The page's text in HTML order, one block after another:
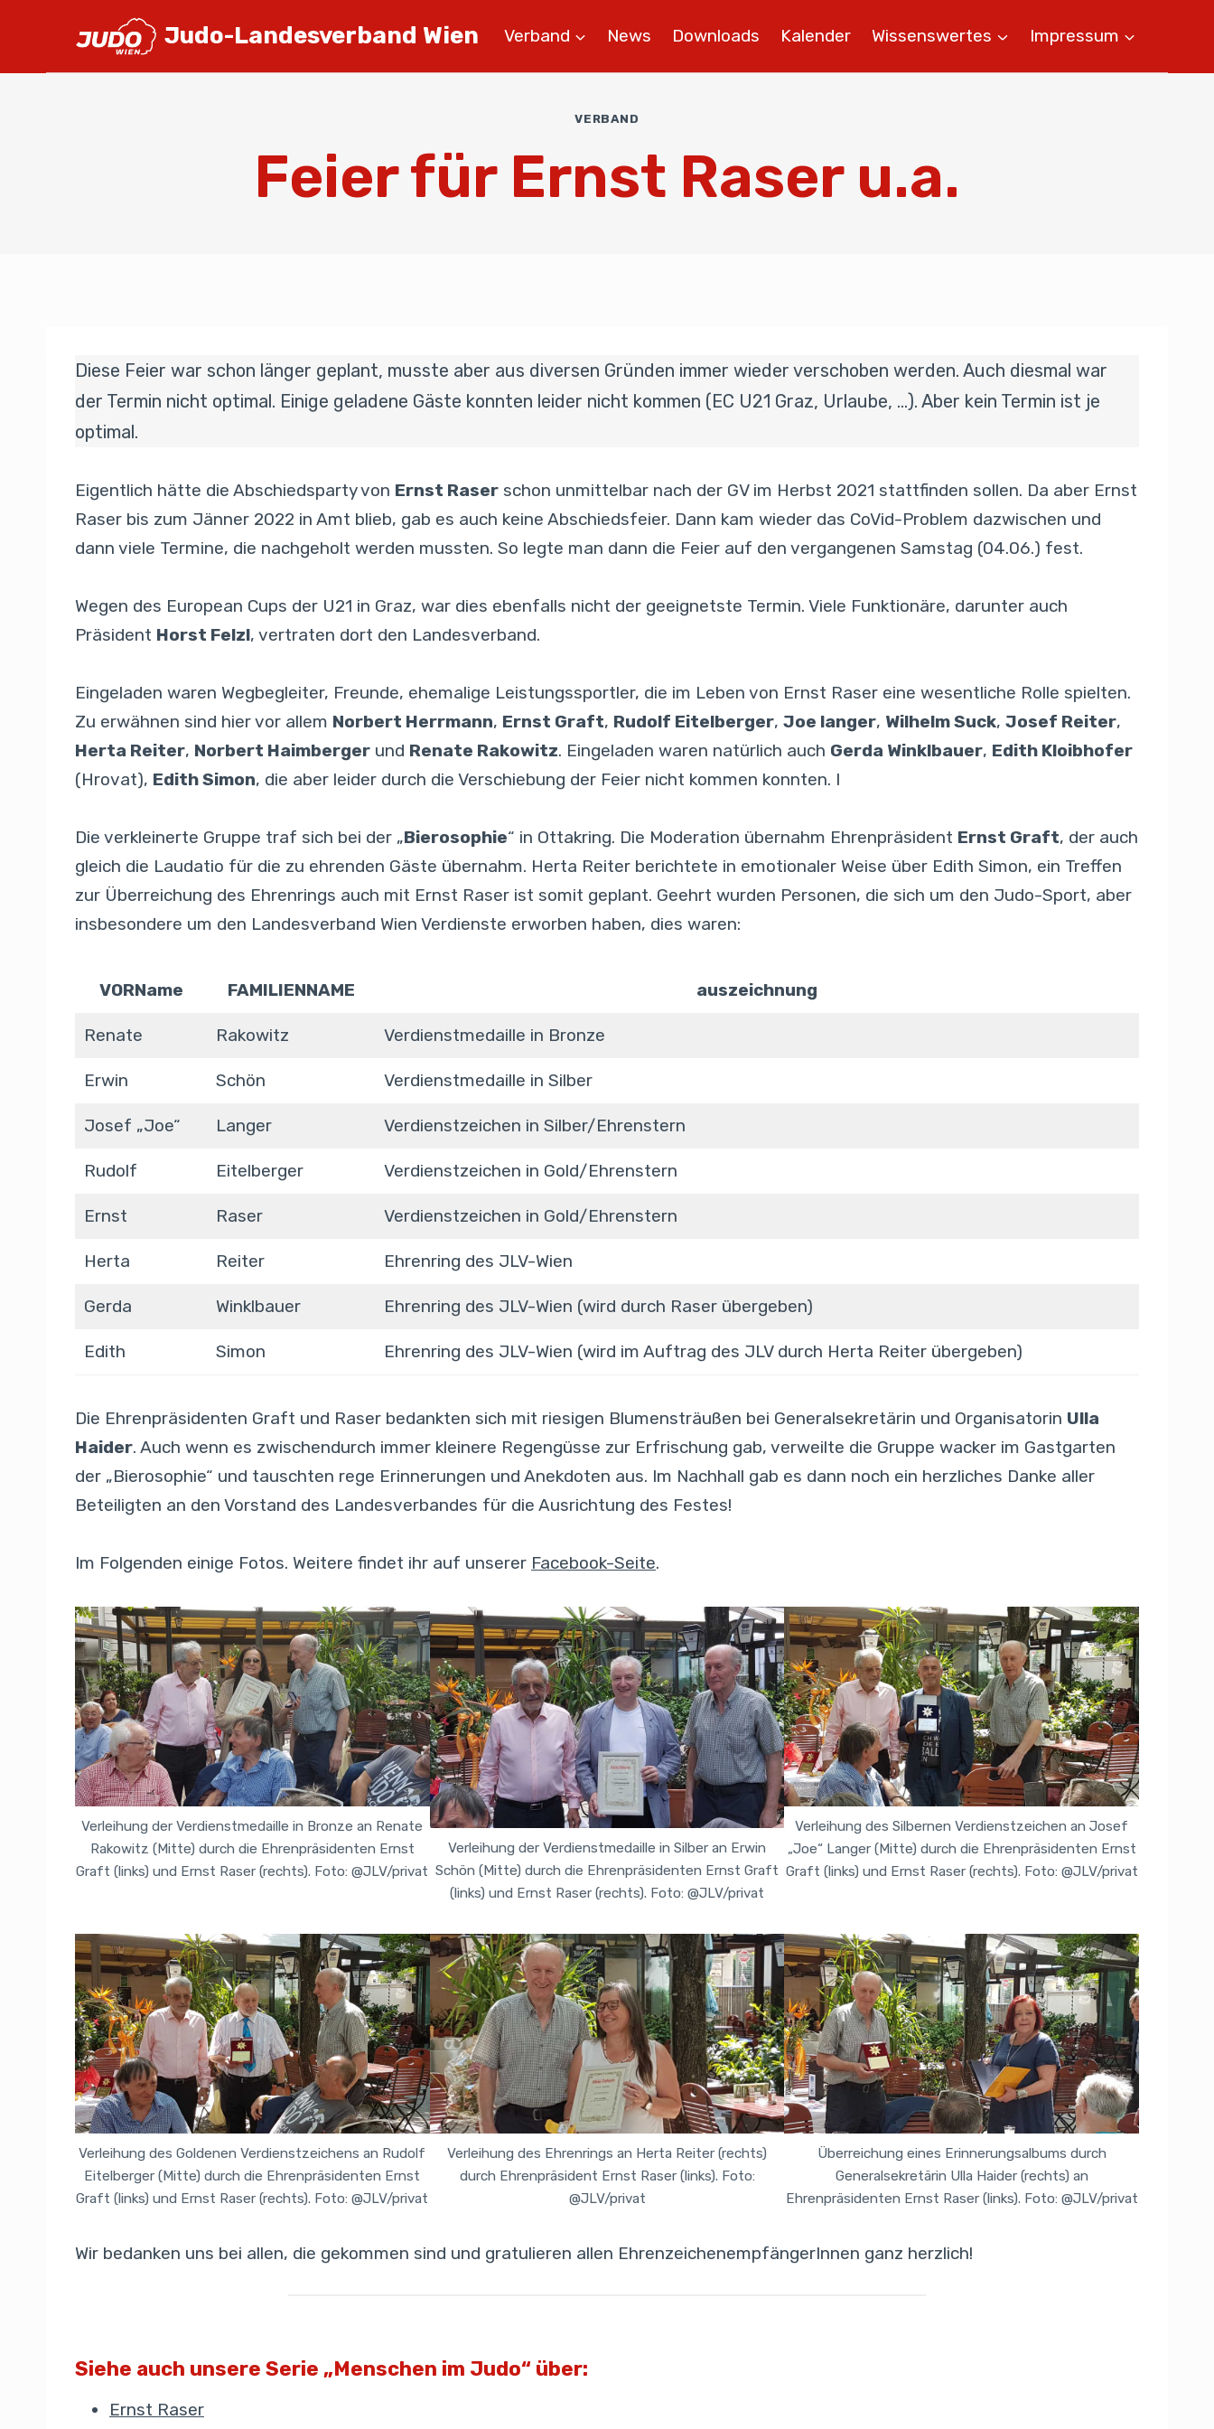
Judo-Landesverband Wien Verband News Downloads Kalender Wissenswertes Impressum
VERBAND
Feier für Ernst Raser u.a.
Diese Feier war schon länger geplant, musste aber aus diversen Gründen immer wieder verschoben werden. Auch diesmal war
der Termin nicht optimal. Einige geladene Gäste konnten leider nicht kommen (EC U21 Graz, Urlaube, …). Aber kein Termin ist je
optimal.
Eigentlich hätte die Abschiedsparty von Ernst Raser schon unmittelbar nach der GV im Herbst 2021 stattfinden sollen. Da aber Ernst
Raser bis zum Jänner 2022 in Amt blieb, gab es auch keine Abschiedsfeier. Dann kam wieder das CoVid-Problem dazwischen und
dann viele Termine, die nachgeholt werden mussten. So legte man dann die Feier auf den vergangenen Samstag (04.06.) fest.
Wegen des European Cups der U21 in Graz, war dies ebenfalls nicht der geeignetste Termin. Viele Funktionäre, darunter auch
Präsident Horst Felzl, vertraten dort den Landesverband.
Eingeladen waren Wegbegleiter, Freunde, ehemalige Leistungssportler, die im Leben von Ernst Raser eine wesentliche Rolle spielten.
Zu erwähnen sind hier vor allem Norbert Herrmann, Ernst Graft, Rudolf Eitelberger, Joe langer, Wilhelm Suck, Josef Reiter,
Herta Reiter, Norbert Haimberger und Renate Rakowitz. Eingeladen waren natürlich auch Gerda Winklbauer, Edith Kloibhofer
(Hrovat), Edith Simon, die aber leider durch die Verschiebung der Feier nicht kommen konnten. I
Die verkleinerte Gruppe traf sich bei der „Bierosophie“ in Ottakring. Die Moderation übernahm Ehrenpräsident Ernst Graft, der auch
gleich die Laudatio für die zu ehrenden Gäste übernahm. Herta Reiter berichtete in emotionaler Weise über Edith Simon, ein Treffen
zur Überreichung des Ehrenrings auch mit Ernst Raser ist somit geplant. Geehrt wurden Personen, die sich um den Judo-Sport, aber
insbesondere um den Landesverband Wien Verdienste erworben haben, dies waren:
VORName FAMILIENNAME auszeichnung
Renate Rakowitz Verdienstmedaille in Bronze
Erwin Schön Verdienstmedaille in Silber
Josef „Joe“ Langer Verdienstzeichen in Silber/Ehrenstern
Rudolf Eitelberger Verdienstzeichen in Gold/Ehrenstern
Ernst Raser Verdienstzeichen in Gold/Ehrenstern
Herta Reiter Ehrenring des JLV-Wien
Gerda Winklbauer Ehrenring des JLV-Wien (wird durch Raser übergeben)
Edith Simon Ehrenring des JLV-Wien (wird im Auftrag des JLV durch Herta Reiter übergeben)
Die Ehrenpräsidenten Graft und Raser bedankten sich mit riesigen Blumensträußen bei Generalsekretärin und Organisatorin Ulla
Haider. Auch wenn es zwischendurch immer kleinere Regengüsse zur Erfrischung gab, verweilte die Gruppe wacker im Gastgarten
der „Bierosophie“ und tauschten rege Erinnerungen und Anekdoten aus. Im Nachhall gab es dann noch ein herzliches Danke aller
Beteiligten an den Vorstand des Landesverbandes für die Ausrichtung des Festes!
Im Folgenden einige Fotos. Weitere findet ihr auf unserer Facebook-Seite.
Verleihung der Verdienstmedaille in Bronze an Renate
Rakowitz (Mitte) durch die Ehrenpräsidenten Ernst
Graft (links) und Ernst Raser (rechts). Foto: @JLV/privat
Verleihung der Verdienstmedaille in Silber an Erwin
Schön (Mitte) durch die Ehrenpräsidenten Ernst Graft
(links) und Ernst Raser (rechts). Foto: @JLV/privat
Verleihung des Silbernen Verdienstzeichen an Josef
„Joe“ Langer (Mitte) durch die Ehrenpräsidenten Ernst
Graft (links) und Ernst Raser (rechts). Foto: @JLV/privat
Verleihung des Goldenen Verdienstzeichens an Rudolf
Eitelberger (Mitte) durch die Ehrenpräsidenten Ernst
Graft (links) und Ernst Raser (rechts). Foto: @JLV/privat
Verleihung des Ehrenrings an Herta Reiter (rechts)
durch Ehrenpräsident Ernst Raser (links). Foto:
@JLV/privat
Überreichung eines Erinnerungsalbums durch
Generalsekretärin Ulla Haider (rechts) an
Ehrenpräsidenten Ernst Raser (links). Foto: @JLV/privat
Wir bedanken uns bei allen, die gekommen sind und gratulieren allen EhrenzeichenempfängerInnen ganz herzlich!
Siehe auch unsere Serie „Menschen im Judo“ über:
Ernst Raser